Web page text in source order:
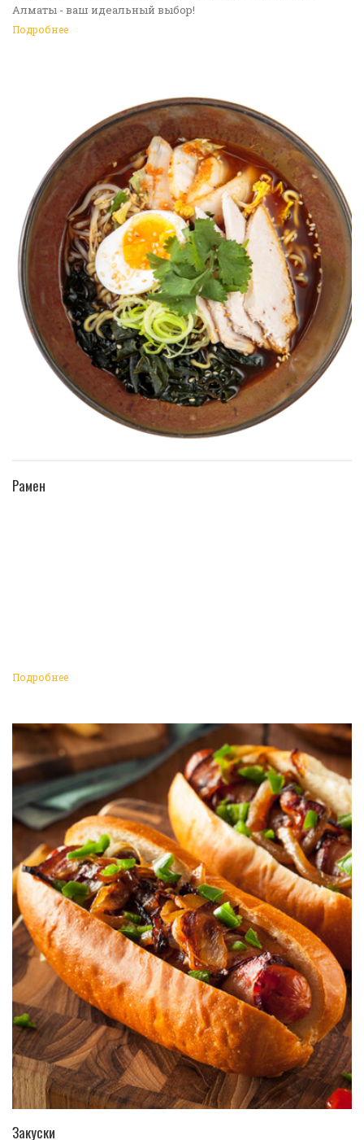
Алматы - ваш идеальный выбор!
Подробнее
Рамен
Подробнее
Закуски